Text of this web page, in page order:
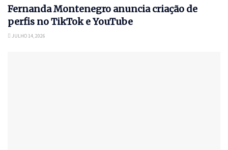
Fernanda Montenegro anuncia criação de
perfis no TikTok e YouTube
JULHO 14, 2026